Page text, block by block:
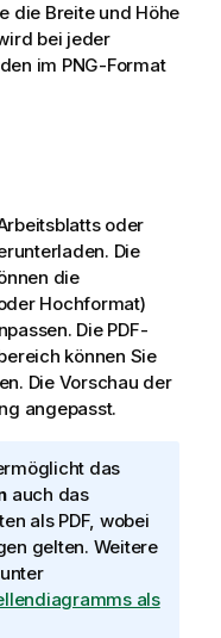
die Breite und Höhe
bei jeder
im PNG-Format
oder
Die
die
Hochformat)
Die PDF-
können Sie
Die Vorschau der
angepasst.
das
auch das
als PDF, wobei
gelten. Weitere
als